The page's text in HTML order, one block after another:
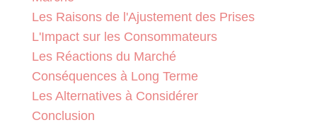
Les Raisons de l'Ajustement des Prises
L'Impact sur les Consommateurs
Les Réactions du Marché
Conséquences à Long Terme
Les Alternatives à Considérer
Conclusion